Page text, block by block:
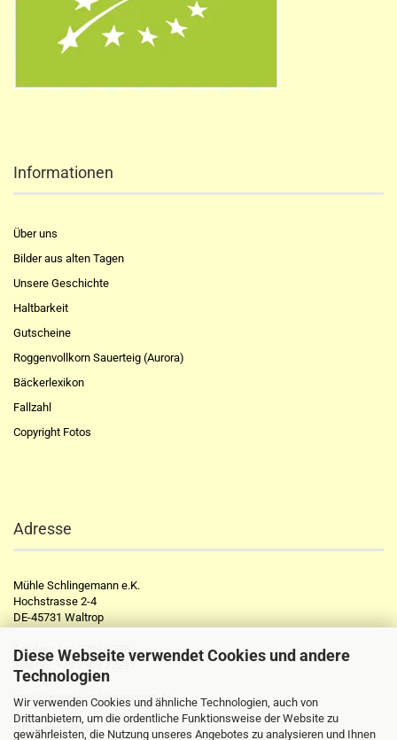
Diese Webseite verwendet Cookies und andere
Technologien
Wir verwenden Cookies und ähnliche Technologien, auch von
Drittanbietern, um die ordentliche Funktionsweise der Website zu
gewährleisten, die Nutzung unseres Angebotes zu analysieren und Ihnen
Informationen
Über uns
Bilder aus alten Tagen
Unsere Geschichte
Haltbarkeit
Gutscheine
Roggenvollkorn Sauerteig (Aurora)
Bäckerlexikon
Fallzahl
Copyright Fotos
Adresse
Mühle Schlingemann e.K.
Hochstrasse 2-4
DE-45731 Waltrop
Telefon: +49 2309 2776
Telefax: +49 2309 72297
mail@muehle-schlingemann.de
Öffnungszeiten: